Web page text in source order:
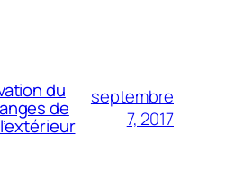
du
de
septembre
7, 2017